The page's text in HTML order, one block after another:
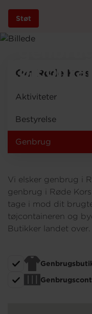
Gå
Støt
Bliv frivillig
Vores indsatser
Genbrug
Om os
Om Røde
Aktiviteter
Bestyrelse
Genbrug
Vi elsker genbrug i
genbrug i Røde
tage i mod dit
tøjcontaineren og
Butikker landet over.